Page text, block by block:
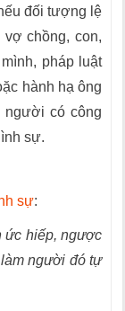
đối tượng lệ
chồng, con,
pháp luật
hành hạ ông
người có công
sự.
sự:
ức hiếp, ngược
người đó tự